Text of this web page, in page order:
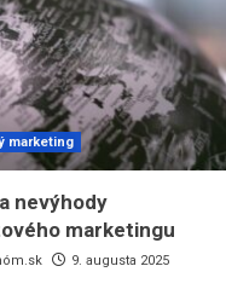
marketing
nevýhody
marketingu
9. augusta 2025